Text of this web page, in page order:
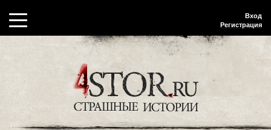
Вход
Регистрация